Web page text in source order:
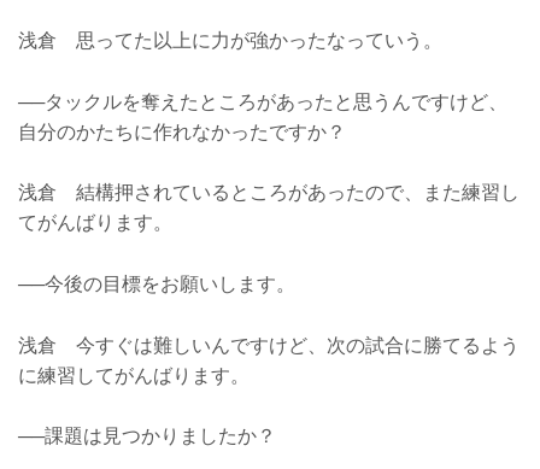
浅倉 思ってた以上に力が強かったなっていう。
──タックルを奪えたところがあったと思うんですけど、
自分のかたちに作れなかったですか？
浅倉 結構押されているところがあったので、また練習し
てがんばります。
──今後の目標をお願いします。
浅倉 今すぐは難しいんですけど、次の試合に勝てるよう
に練習してがんばります。
──課題は見つかりましたか？